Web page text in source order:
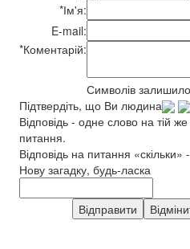
*Ім'я:
E-mail:
*Коментарій:
Символів
Підтвердіть, що Ви людина
Відповідь - одне слово на тій
питання.
Відповідь на питання «скільки»
Нову загадку, будь-ласка